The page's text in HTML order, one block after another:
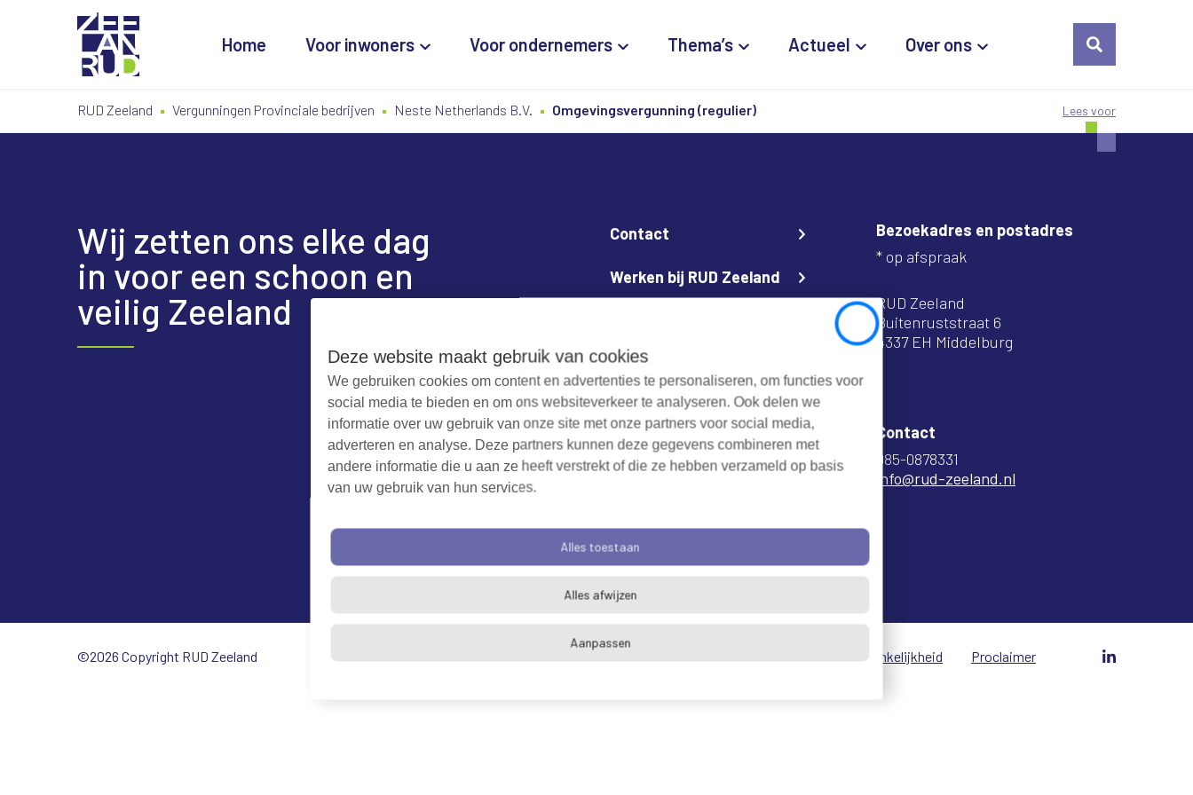
Close
Deze website maakt gebruik van cookies
We gebruiken cookies om content en advertenties te personaliseren, om functies voor
social media te bieden en om ons websiteverkeer te analyseren. Ook delen we
informatie over uw gebruik van onze site met onze partners voor social media,
adverteren en analyse. Deze partners kunnen deze gegevens combineren met
andere informatie die u aan ze heeft verstrekt of die ze hebben verzameld op basis
van uw gebruik van hun services.
Alles toestaan
Alles afwijzen
Aanpassen
de
de
Home Voor inwoners Voor ondernemers Thema’s Actueel Over ons
RUD Zeeland Vergunningen Provinciale bedrijven Neste Netherlands B.V. Omgevingsvergunning (regulier) Lees voor
Wij zetten ons elke dag
in voor een schoon en
veilig Zeeland
Contact
Werken bij RUD Zeeland
Bezoekadres en postadres
* op afspraak
RUD Zeeland
Buitenruststraat 6
4337 EH Middelburg
Contact
085-0878331
info@rud-zeeland.nl
©2026 Copyright RUD Zeeland Algemene voorwaarden Toegankelijkheid Proclaimer